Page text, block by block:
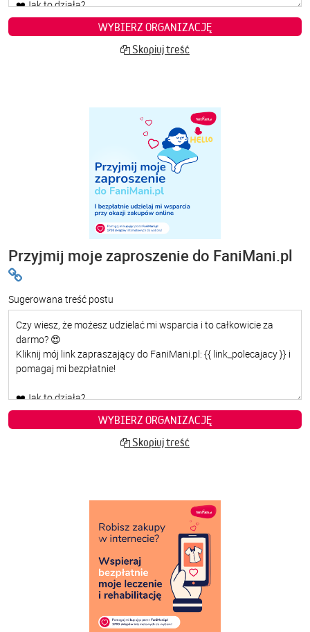
WYBIERZ ORGANIZACJĘ
Skopiuj treść
Przyjmij moje zaproszenie do FaniMani.pl
Sugerowana treść postu
WYBIERZ ORGANIZACJĘ
Skopiuj treść